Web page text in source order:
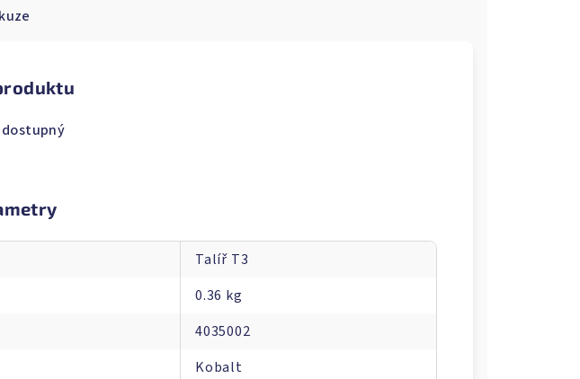
Talíř T3
0.36 kg
4035002
Kobalt